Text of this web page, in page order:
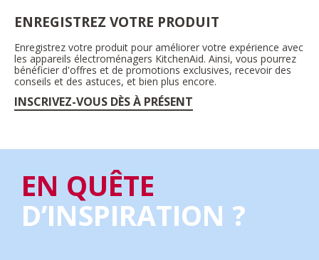
ENREGISTREZ VOTRE PRODUIT
Enregistrez votre produit pour améliorer votre expérience avec
les appareils électroménagers KitchenAid. Ainsi, vous pourrez
bénéficier d'offres et de promotions exclusives, recevoir des
conseils et des astuces, et bien plus encore.
INSCRIVEZ-VOUS DÈS À PRÉSENT
EN QUÊTE
D’INSPIRATION ?